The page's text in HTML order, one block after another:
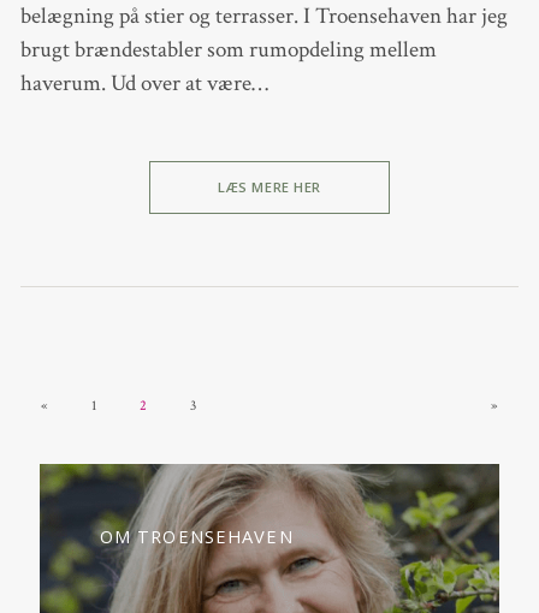
belægning på stier og terrasser. I Troensehaven har jeg
brugt brændestabler som rumopdeling mellem
haverum. Ud over at være…
LÆS MERE HER
« 1 2 3 »
OM TROENSEHAVEN